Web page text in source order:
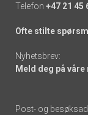
Telefon +47 21 45
Ofte stilte
Nyhetsbrev:
Meld deg på
Post- og